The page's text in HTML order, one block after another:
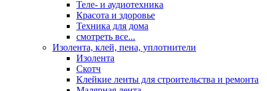
Теле- и аудиотехника
Красота и здоровье
Техника для дома
смотреть все...
Изолента, клей, пена, уплотнители
Изолента
Скотч
Клейкие ленты для строительства и ремонта